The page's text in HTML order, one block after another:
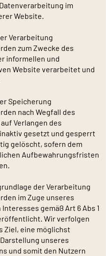
im
Website.
Verarbeitung
zum Zwecke des
informellen und
Website verarbeitet und
Speicherung
nach Wegfall des
Verlangen des
gesetzt und gesperrt
gelöscht, sofern dem
Aufbewahrungsfristen
der Verarbeitung
im Zuge unseres
gemäß Art 6 Abs 1
Wir verfolgen
Ziel, eine möglichst
unseres
und somit den Nutzern